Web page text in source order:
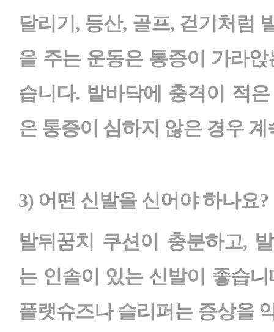
달리기, 등산, 골프, 걷기처럼
을 주는 운동은 통증이 가라
습니다. 발바닥에 충격이 적
은 통증이 심하지 않은 경우
3) 어떤 신발을 신어야 하나요?
발뒤꿈치 쿠션이 충분하고,
는 인솔이 있는 신발이 좋습
플랫슈즈나 슬리퍼는 증상을